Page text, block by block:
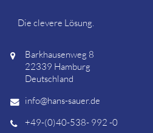
Die clevere Lösung.
Barkhausenweg 8
22339 Hamburg
Deutschland
info@hans-sauer.de
+49-(0)40-538- 992 -0